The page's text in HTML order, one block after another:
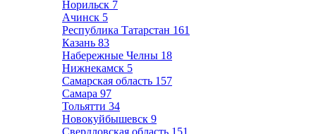
Норильск 7
Ачинск 5
Республика Татарстан 161
Казань 83
Набережные Челны 18
Нижнекамск 5
Самарская область 157
Самара 97
Тольятти 34
Новокуйбышевск 9
Свердловская область 151